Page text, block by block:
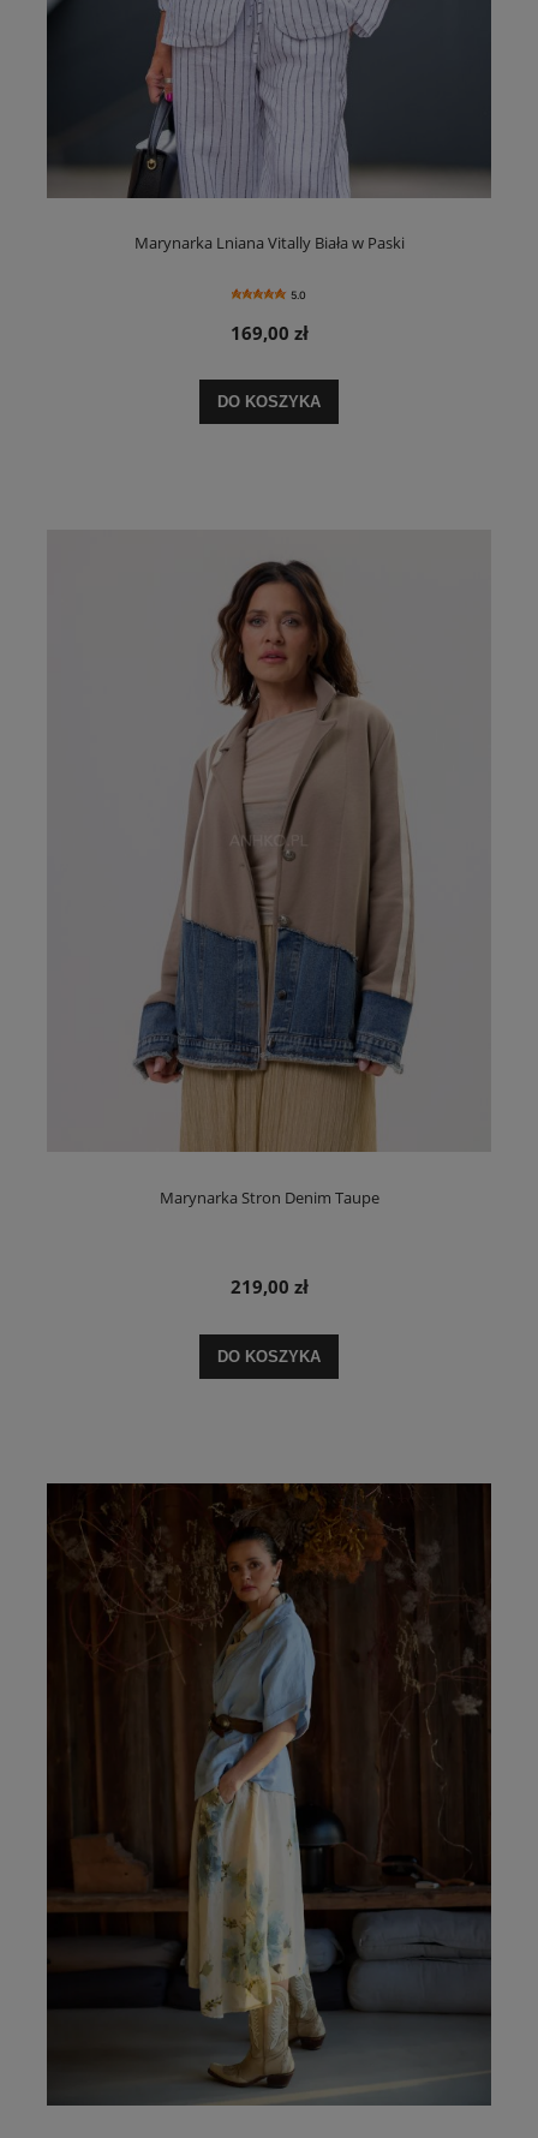
Marynarka Lniana Vitally Biała w Paski
5.0
169,00 zł
DO KOSZYKA
Marynarka Stron Denim Taupe
219,00 zł
DO KOSZYKA